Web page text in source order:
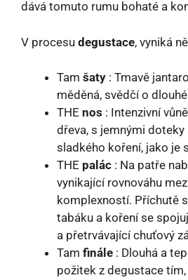
dává tomuto rumu bohaté a
V procesu degustace, vyniká
Tam šaty : Tmavě
měděná, svědčí o
THE nos : Intenzivní
dřeva, s jemnými
sladkého koření, jako je
THE palác : Na patře
vynikající rovnováhu
komplexností. Příchutě
tabáku a koření se
a přetrvávající chuťový
Tam finále : Dlouhá a
požitek z degustace tím,